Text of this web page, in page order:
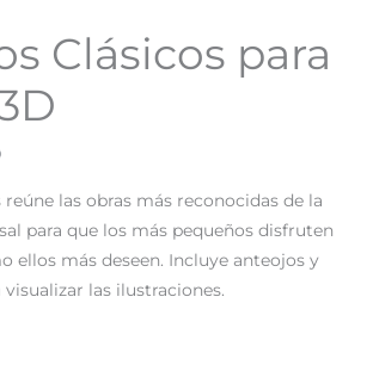
Clásicos para
las obras más reconocidas de la
para que los más pequeños disfruten
ellos más deseen. Incluye anteojos y
visualizar las ilustraciones.